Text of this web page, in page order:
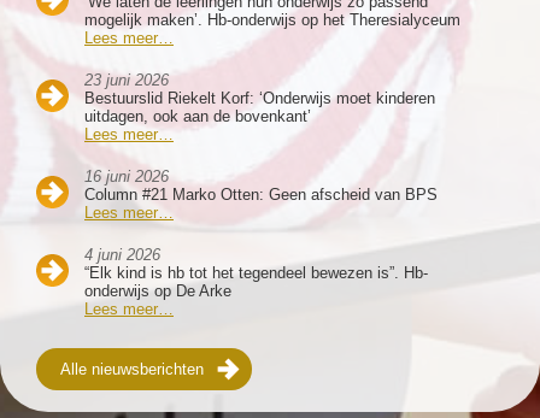
mogelijk maken’. Hb-onderwijs op het Theresialyceum
Lees meer…
23 juni 2026
Bestuurslid Riekelt Korf: ‘Onderwijs moet kinderen
uitdagen, ook aan de bovenkant’
Lees meer…
16 juni 2026
Column #21 Marko Otten: Geen afscheid van BPS
Lees meer…
4 juni 2026
“Elk kind is hb tot het tegendeel bewezen is”. Hb-
onderwijs op De Arke
Lees meer…
Alle nieuwsberichten